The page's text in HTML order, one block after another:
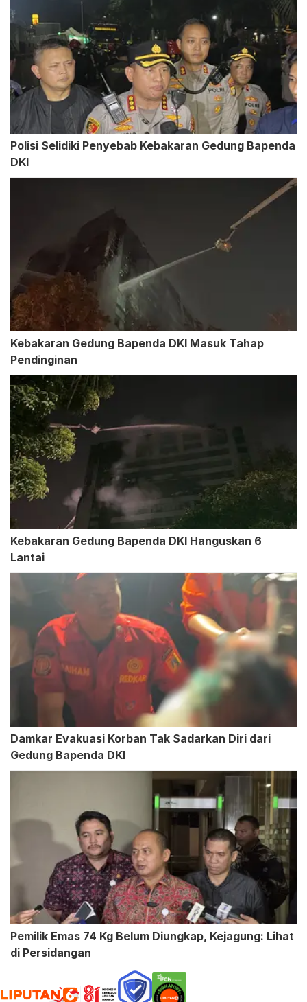
Polisi Selidiki Penyebab Kebakaran Gedung Bapenda
DKI
Kebakaran Gedung Bapenda DKI Masuk Tahap
Pendinginan
Kebakaran Gedung Bapenda DKI Hanguskan 6
Lantai
Damkar Evakuasi Korban Tak Sadarkan Diri dari
Gedung Bapenda DKI
Pemilik Emas 74 Kg Belum Diungkap, Kejagung: Lihat
di Persidangan